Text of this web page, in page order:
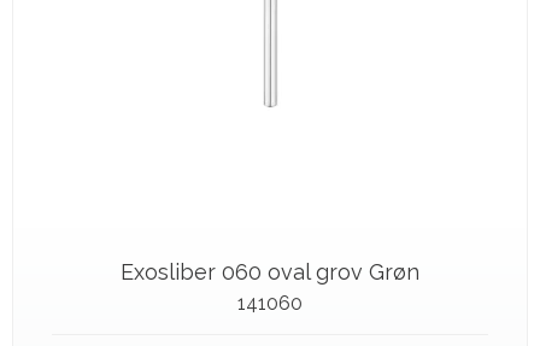
Exosliber 060 oval grov Grøn
141060